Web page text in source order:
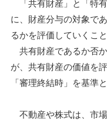
「共有財産」と「特
に、財産分与の対象で
るかを評価していくこ
共有財産であるか否
が、共有財産の価値を
「審理終結時」を基準
不動産や株式は、市